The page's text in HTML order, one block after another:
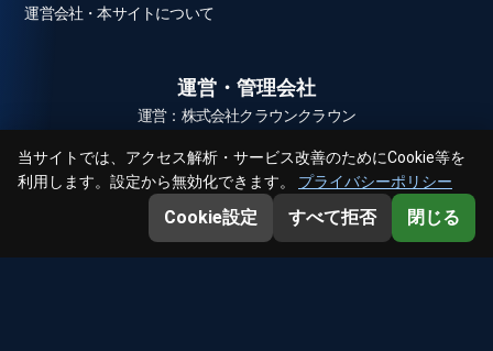
当サイトでは、アクセス解析・サービス改善のためにCookie等を
利用します。設定から無効化できます。
プライバシーポリシー
Cookie設定 すべて拒否 閉じる
運営会社・本サイトについて
運営・管理会社
運営：株式会社クラウンクラウン
© 2026 スターリンク.com All Rights Reserved.